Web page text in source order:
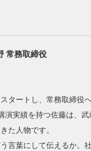
常務取締役
タートし、常務取締役
演実績を持つ佐藤は、
た人物です。
言葉にして伝えるか。